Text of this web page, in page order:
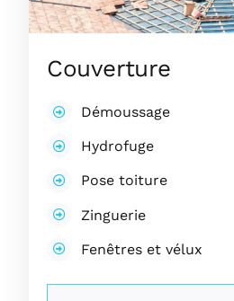
Couverture
Démoussage
Hydrofuge
Pose toiture
Zinguerie
Fenêtres et vélux